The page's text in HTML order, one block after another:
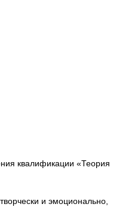
квалификации «Теория
и эмоционально,